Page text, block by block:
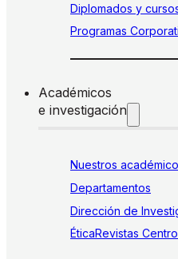
Diplomados y
Programas
Académicos
e investigación
Nuestros
Departamentos
Dirección de
ÉticaRevistas